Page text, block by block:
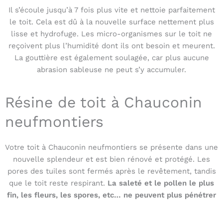
Il s’écoule jusqu’à 7 fois plus vite et nettoie parfaitement
le toit. Cela est dû à la nouvelle surface nettement plus
lisse et hydrofuge. Les micro-organismes sur le toit ne
reçoivent plus l’humidité dont ils ont besoin et meurent.
La gouttière est également soulagée, car plus aucune
abrasion sableuse ne peut s’y accumuler.
Résine de toit à Chauconin
neufmontiers
Votre toit à Chauconin neufmontiers se présente dans une
nouvelle splendeur et est bien rénové et protégé. Les
pores des tuiles sont fermés après le revêtement, tandis
que le toit reste respirant. La saleté et le pollen le plus
fin, les fleurs, les spores, etc… ne peuvent plus pénétrer